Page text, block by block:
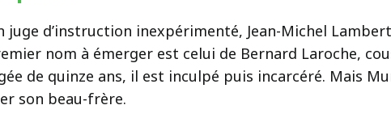
juge d’instruction inexpérimenté, Jean-Michel
nom à émerger est celui de Bernard Laroche,
de quinze ans, il est inculpé puis incarcéré. Mais
son beau-frère.